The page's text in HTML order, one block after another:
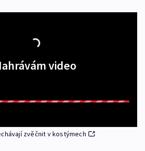
video
zvěčnit v kostýmech